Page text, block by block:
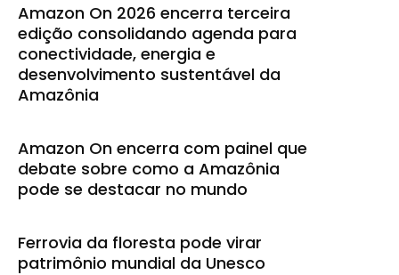
Amazon On 2026 encerra terceira
edição consolidando agenda para
conectividade, energia e
desenvolvimento sustentável da
Amazônia
Amazon On encerra com painel que
debate sobre como a Amazônia
pode se destacar no mundo
Ferrovia da floresta pode virar
patrimônio mundial da Unesco